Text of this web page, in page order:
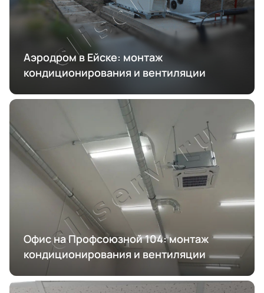
Аэродром в Ейске: монтаж
кондиционирования и вентиляции
Офис на Профсоюзной 104: монтаж
кондиционирования и вентиляции